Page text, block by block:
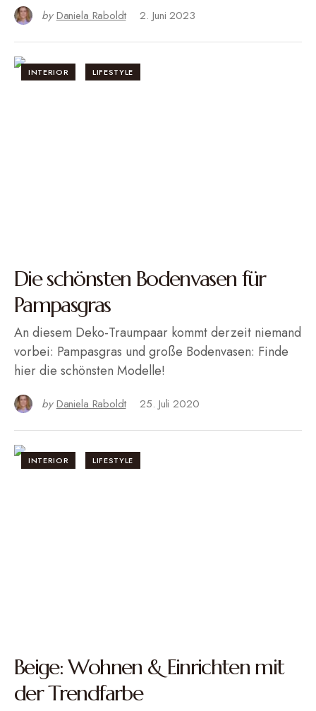
by Daniela Raboldt 2. Juni 2023
INTERIOR LIFESTYLE
Die schönsten Bodenvasen für
Pampasgras
An diesem Deko-Traumpaar kommt derzeit niemand
vorbei: Pampasgras und große Bodenvasen: Finde
hier die schönsten Modelle!
by Daniela Raboldt 25. Juli 2020
INTERIOR LIFESTYLE
Beige: Wohnen & Einrichten mit
der Trendfarbe